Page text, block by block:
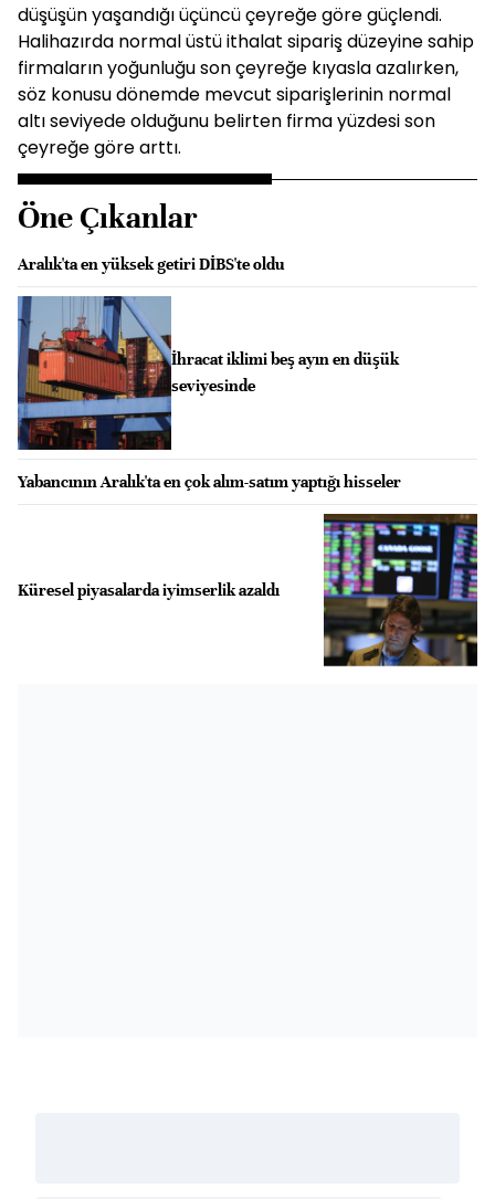
düşüşün yaşandığı üçüncü çeyreğe göre güçlendi.
Halihazırda normal üstü ithalat sipariş düzeyine sahip
firmaların yoğunluğu son çeyreğe kıyasla azalırken,
söz konusu dönemde mevcut siparişlerinin normal
altı seviyede olduğunu belirten firma yüzdesi son
çeyreğe göre arttı.
Öne Çıkanlar
Aralık'ta en yüksek getiri DİBS'te oldu
İhracat iklimi beş ayın en düşük
seviyesinde
Yabancının Aralık'ta en çok alım-satım yaptığı hisseler
Küresel piyasalarda iyimserlik azaldı